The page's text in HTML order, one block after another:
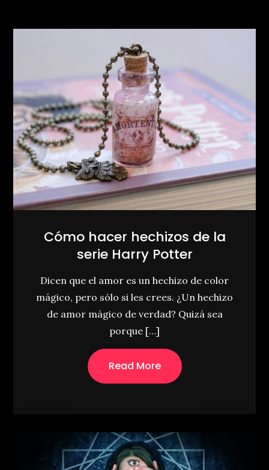
Cómo hacer hechizos de la
serie Harry Potter
Dicen que el amor es un hechizo de color
mágico, pero sólo si les crees. ¿Un hechizo
de amor mágico de verdad? Quizá sea
porque […]
Read More